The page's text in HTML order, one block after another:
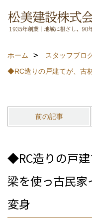
ホーム
スタッフブロ
◆RC造りの戸建てが、古
前の記事
◆RC造りの戸
梁を使っ古民家
変身